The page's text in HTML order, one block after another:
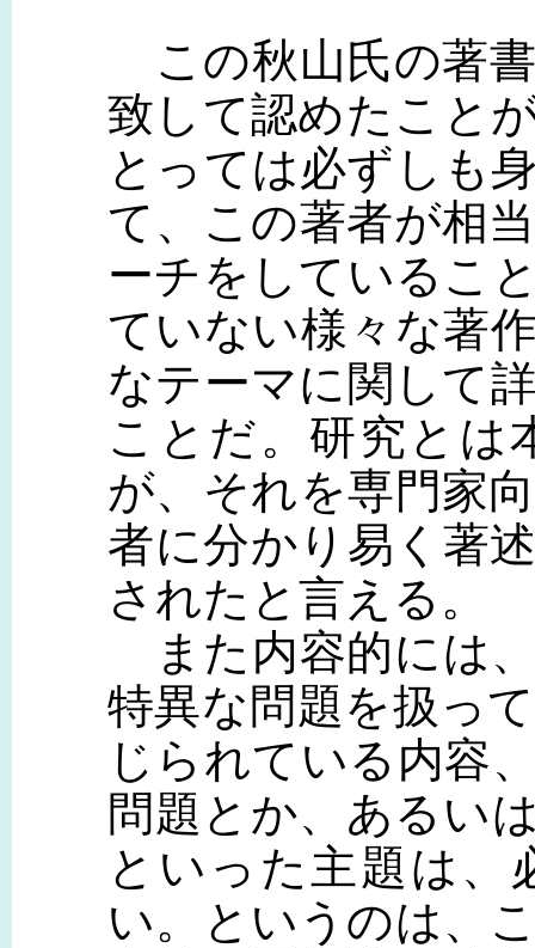
この秋山氏の著
致して認めたこと
とっては必ずしも
て、この著者が相
ーチをしているこ
ていない様々な著
なテーマに関して
ことだ。研究とは
が、それを専門家
者に分かり易く著
されたと言える。
また内容的には
特異な問題を扱っ
じられている内容
問題とか、あるい
といった主題は、
い。というのは、